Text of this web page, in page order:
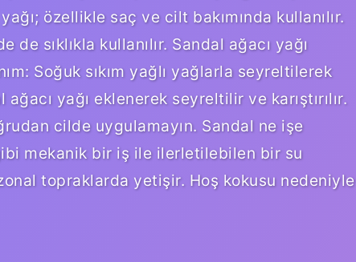
özellikle saç ve cilt bakımında kullanılır.
sıklıkla kullanılır. Sandal ağacı yağı
Soğuk sıkım yağlı yağlarla seyreltilerek
yağı eklenerek seyreltilir ve karıştırılır.
cilde uygulamayın. Sandal ne işe
mekanik bir iş ile ilerletilebilen bir su
topraklarda yetişir. Hoş kokusu nedeniyle